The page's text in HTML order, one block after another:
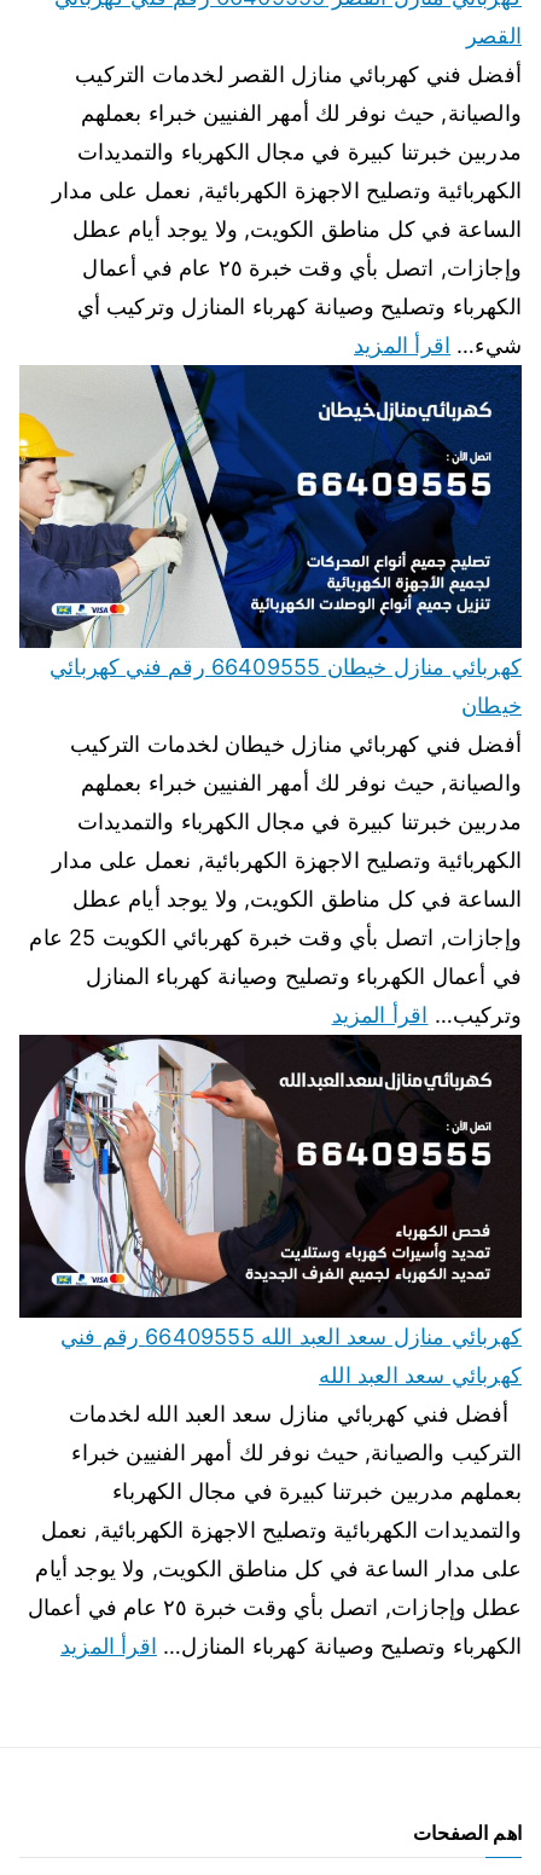
القصر
أفضل فني كهربائي منازل القصر لخدمات التركيب
والصيانة, حيث نوفر لك أمهر الفنيين خبراء بعملهم
مدربين خبرتنا كبيرة في مجال الكهرباء والتمديدات
الكهربائية وتصليح الاجهزة الكهربائية, نعمل على مدار
الساعة في كل مناطق الكويت, ولا يوجد أيام عطل
وإجازات, اتصل بأي وقت خبرة ٢٥ عام في أعمال
الكهرباء وتصليح وصيانة كهرباء المنازل وتركيب أي
شيء… اقرأ المزيد
كهربائي منازل خيطان 66409555 رقم فني كهربائي
خيطان
أفضل فني كهربائي منازل خيطان لخدمات التركيب
والصيانة, حيث نوفر لك أمهر الفنيين خبراء بعملهم
مدربين خبرتنا كبيرة في مجال الكهرباء والتمديدات
الكهربائية وتصليح الاجهزة الكهربائية, نعمل على مدار
الساعة في كل مناطق الكويت, ولا يوجد أيام عطل
وإجازات, اتصل بأي وقت خبرة كهربائي الكويت 25 عام
في أعمال الكهرباء وتصليح وصيانة كهرباء المنازل
وتركيب… اقرأ المزيد
كهربائي منازل سعد العبد الله 66409555 رقم فني
كهربائي سعد العبد الله
أفضل فني كهربائي منازل سعد العبد الله لخدمات
التركيب والصيانة, حيث نوفر لك أمهر الفنيين خبراء
بعملهم مدربين خبرتنا كبيرة في مجال الكهرباء
والتمديدات الكهربائية وتصليح الاجهزة الكهربائية, نعمل
على مدار الساعة في كل مناطق الكويت, ولا يوجد أيام
عطل وإجازات, اتصل بأي وقت خبرة ٢٥ عام في أعمال
الكهرباء وتصليح وصيانة كهرباء المنازل… اقرأ المزيد
اهم الصفحات